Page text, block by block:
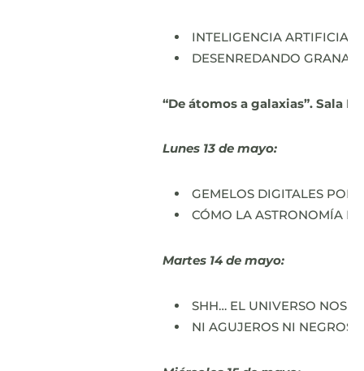
INTELIGENCIA ARTIFICIAL
DESENREDANDO
“De átomos a galaxias”. Sala
Lunes 13 de mayo:
GEMELOS DIGITALES
CÓMO LA ASTRONOMÍA
Martes 14 de mayo:
SHH… EL UNIVERSO NOS
NI AGUJEROS NI